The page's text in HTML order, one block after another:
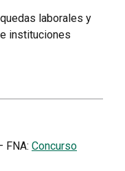
laborales y
instituciones
FNA: Concurso